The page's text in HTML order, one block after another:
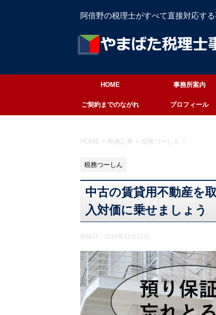
阿倍野の税理士がすべて直接対応す
HOME 事務所案内
ご契約までのながれ プロフィール
HOME > 税務記事 > 税務つーしん >
税務つーしん
中古の賃貸用不動産を
入対価に乗せましょう
投稿日： 2016年12月22日